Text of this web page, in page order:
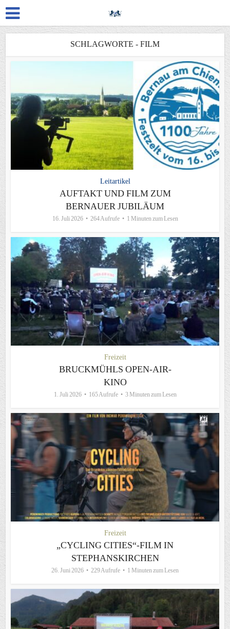
SCHLAGWORTE - FILM
Leitartikel
AUFTAKT UND FILM ZUM
BERNAUER JUBILÄUM
16. Juli 2026 264 Aufrufe 1 Minuten zum Lesen
Freizeit
BRUCKMÜHLS OPEN-AIR-
KINO
1. Juli 2026 165 Aufrufe 3 Minuten zum Lesen
Freizeit
„CYCLING CITIES“-FILM IN
STEPHANSKIRCHEN
26. Juni 2026 229 Aufrufe 1 Minuten zum Lesen